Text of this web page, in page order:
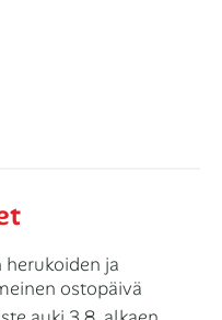
herukoiden ja
ostopäivä